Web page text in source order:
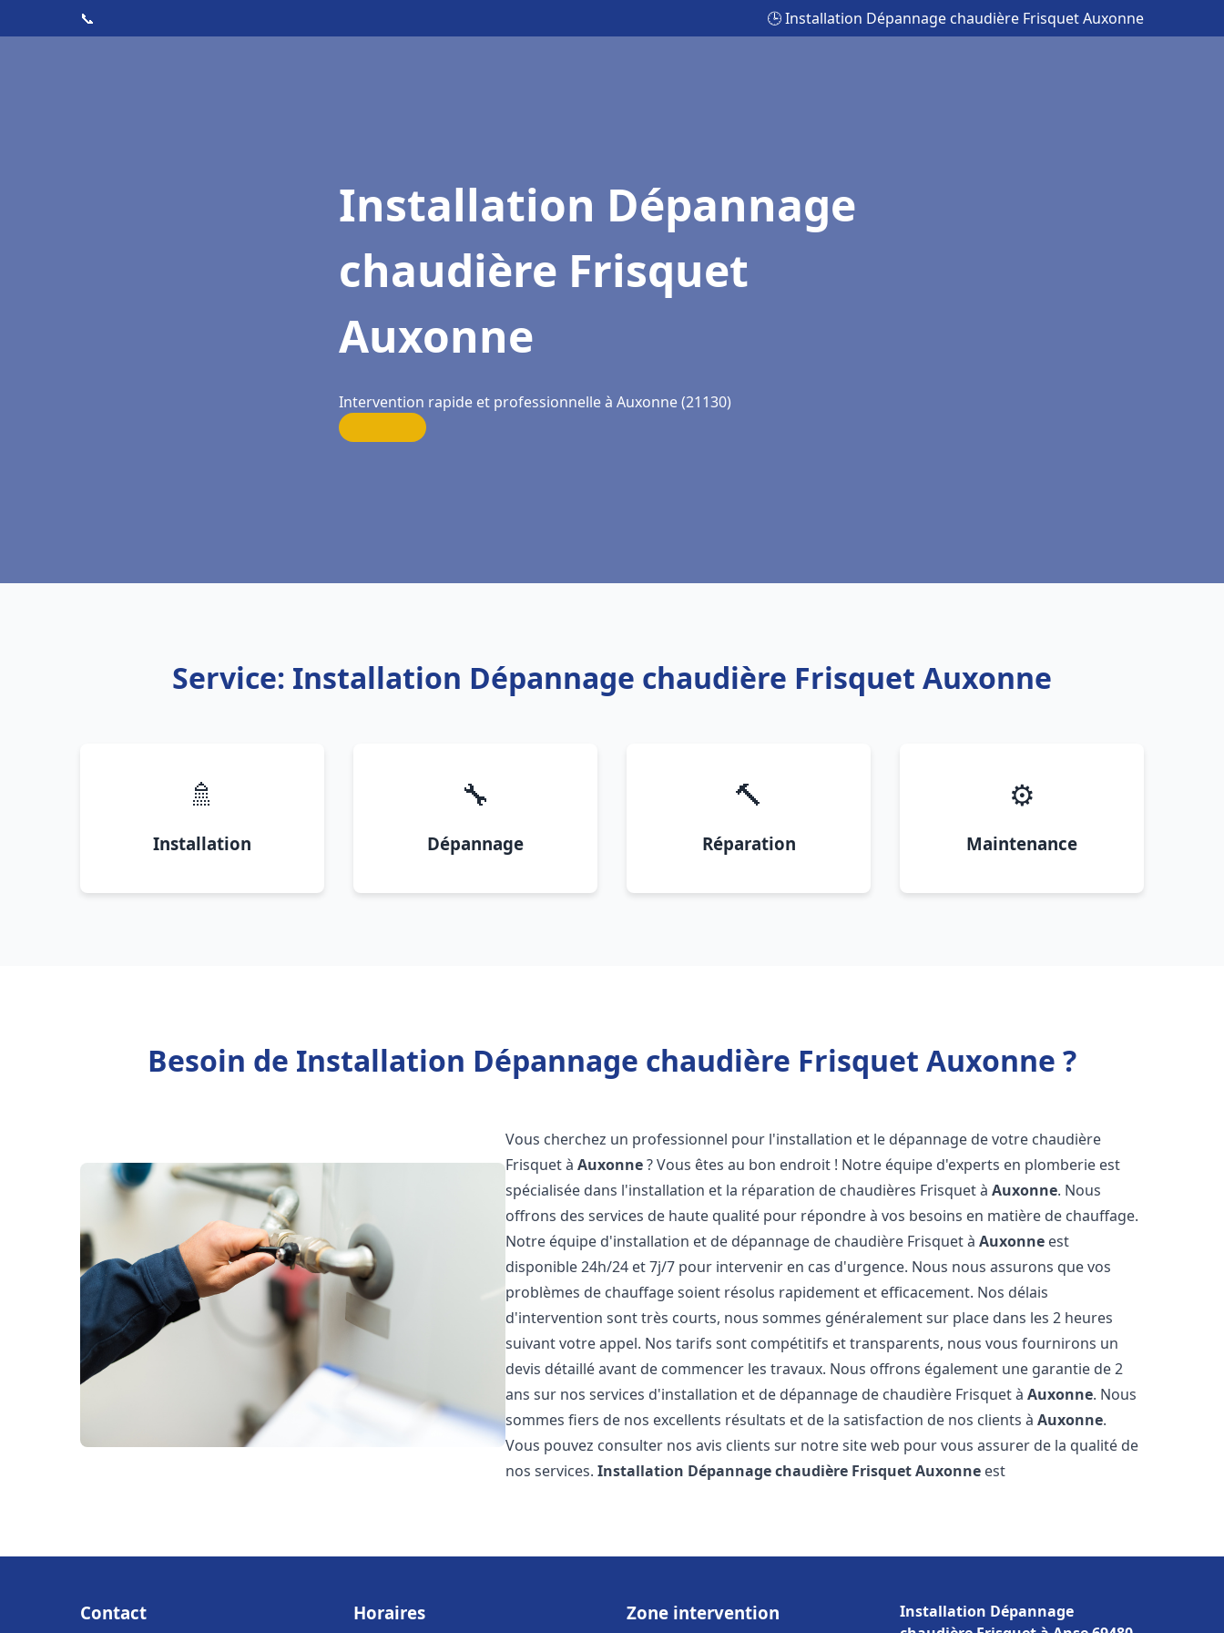
📞 🕒 Installation Dépannage chaudière Frisquet Auxonne
Installation Dépannage
chaudière Frisquet
Auxonne
Intervention rapide et professionnelle à Auxonne (21130)
Service: Installation Dépannage chaudière Frisquet Auxonne
🚿
Installation
🔧
Dépannage
🔨
Réparation
⚙️
Maintenance
Besoin de Installation Dépannage chaudière Frisquet Auxonne ?
Vous cherchez un professionnel pour l'installation et le dépannage de votre chaudière
Frisquet àAuxonne? Vous êtes au bon endroit ! Notre équipe d'experts en plomberie est
spécialisée dans l'installation et la réparation de chaudières Frisquet àAuxonne. Nous
offrons des services de haute qualité pour répondre à vos besoins en matière de chauffage.
Notre équipe d'installation et de dépannage de chaudière Frisquet àAuxonne est
disponible 24h/24 et 7j/7 pour intervenir en cas d'urgence. Nous nous assurons que vos
problèmes de chauffage soient résolus rapidement et efficacement. Nos délais
d'intervention sont très courts, nous sommes généralement sur place dans les 2 heures
suivant votre appel. Nos tarifs sont compétitifs et transparents, nous vous fournirons un
devis détaillé avant de commencer les travaux. Nous offrons également une garantie de 2
ans sur nos services d'installation et de dépannage de chaudière Frisquet àAuxonne. Nous
sommes fiers de nos excellents résultats et de la satisfaction de nos clients àAuxonne.
Vous pouvez consulter nos avis clients sur notre site web pour vous assurer de la qualité de
nos services.Installation Dépannage chaudière FrisquetAuxonne est
Contact Horaires Zone intervention
Installation Dépannage